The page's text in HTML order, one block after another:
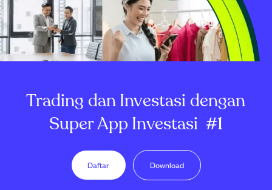
Trading dan Investasi dengan
Super App Investasi #1
Daftar Download